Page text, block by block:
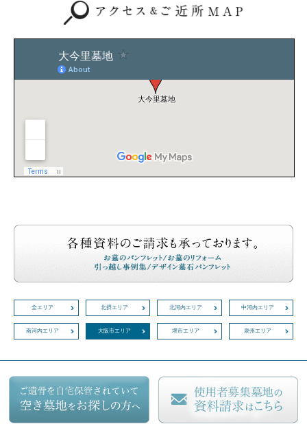
全エリア 北摂エリア 北河内エリア 中河内エリア
南河内エリア 大阪市エリア 堺市エリア 泉州エリア